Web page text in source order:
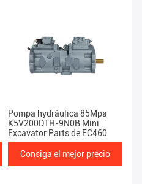
Pompa hydráulica 85Mpa
K5V200DTH-9N0B Mini
Excavator Parts de EC460
Consiga el mejor precio